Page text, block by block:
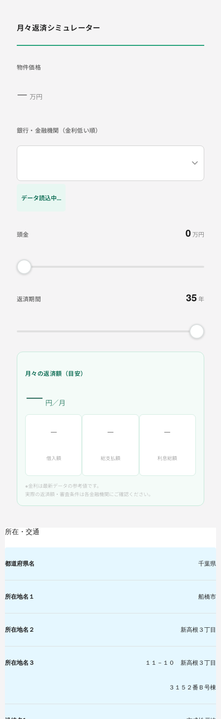
月々返済シミュレーター
物件価格
― 万円
銀行・金融機関（金利低い順）
データ読込中...
頭金 0 万円
返済期間 35年
月々の返済額（目安）
― 円／月
―
借入額
―
総支払額
―
利息総額
※金利は最新データの参考値です。
実際の返済額・審査条件は各金融機関にご確認ください。
所在・交通
都道府県名 千葉県
所在地名１ 船橋市
所在地名２ 新高根３丁目
所在地名３ １１－１０ 新高根３丁目
３１５２番Ｂ号棟